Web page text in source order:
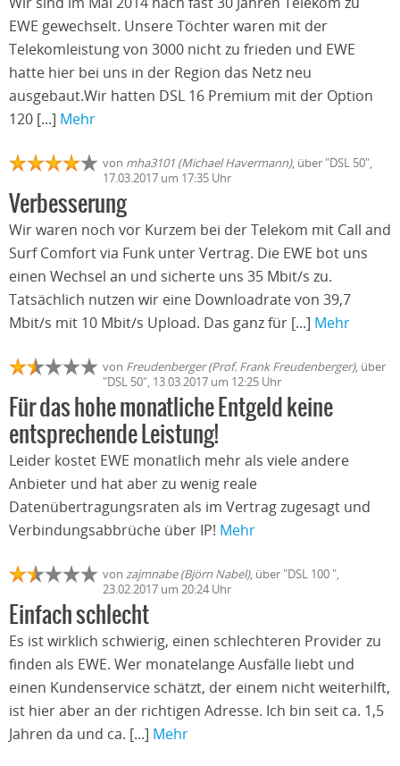
EWE gewechselt. Unsere Töchter waren mit der
Telekomleistung von 3000 nicht zu frieden und EWE
hatte hier bei uns in der Region das Netz neu
ausgebaut.Wir hatten DSL 16 Premium mit der Option
120 [...] Mehr
von mha3101 (Michael Havermann), über "DSL 50",
17.03.2017 um 17:35 Uhr
Verbesserung
Wir waren noch vor Kurzem bei der Telekom mit Call and
Surf Comfort via Funk unter Vertrag. Die EWE bot uns
einen Wechsel an und sicherte uns 35 Mbit/s zu.
Tatsächlich nutzen wir eine Downloadrate von 39,7
Mbit/s mit 10 Mbit/s Upload. Das ganz für [...] Mehr
von Freudenberger (Prof. Frank Freudenberger), über
"DSL 50", 13.03.2017 um 12:25 Uhr
Für das hohe monatliche Entgeld keine
entsprechende Leistung!
Leider kostet EWE monatlich mehr als viele andere
Anbieter und hat aber zu wenig reale
Datenübertragungsraten als im Vertrag zugesagt und
Verbindungsabbrüche über IP! Mehr
von zajmnabe (Björn Nabel), über "DSL 100 ",
23.02.2017 um 20:24 Uhr
Einfach schlecht
Es ist wirklich schwierig, einen schlechteren Provider zu
finden als EWE. Wer monatelange Ausfälle liebt und
einen Kundenservice schätzt, der einem nicht weiterhilft,
ist hier aber an der richtigen Adresse. Ich bin seit ca. 1,5
Jahren da und ca. [...] Mehr